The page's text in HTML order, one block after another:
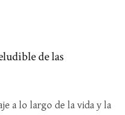
de las
a lo largo de la vida y la